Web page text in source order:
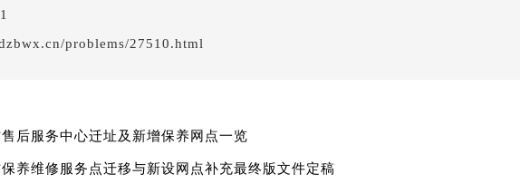
船营区河南街萧邦售后服务中心（需提前预约）
龙山区人民大街萧邦售后服务中心（需提前预约）
延吉市解放路萧邦售后服务中心（需提前预约）
problems/27510.html
后服务中心迁址及新增保养网点一览
养维修服务点迁移与新设网点补充最终版文件定稿